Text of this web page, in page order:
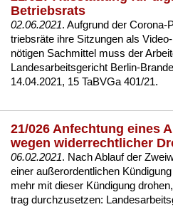
Betriebsrats
02.06.2021. Auf­grund der
triebsräte ih­re Sit­zun­gen als
nöti­gen Sach­mit­tel muss der
Lan­des­ar­beits­ge­richt Ber­lin-
14.04.2021, 15 TaBV­Ga 401/21.
21/026 Anfechtung eines
wegen widerrechtlicher
06.02.2021. Nach Ab­lauf der
ei­ner außer­or­dent­li­chen
mehr mit die­ser Kündi­gung
trag durch­zu­set­zen: